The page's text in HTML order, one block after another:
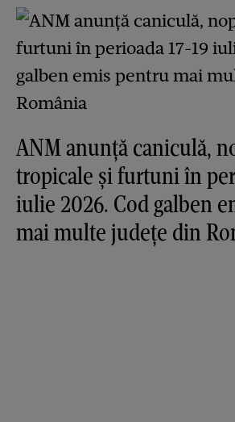
ANM anunță caniculă,
tropicale și furtuni în
iulie 2026. Cod galben
mai multe județe din